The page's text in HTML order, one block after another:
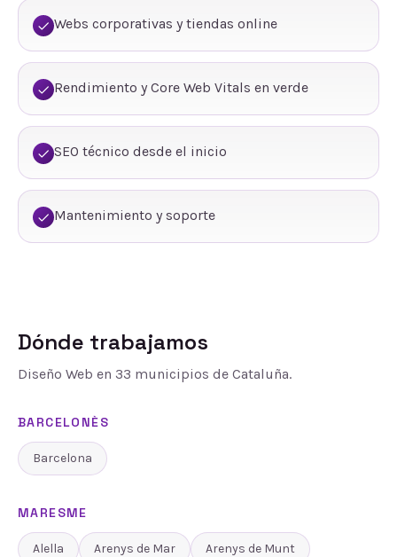
Webs corporativas y tiendas online
Rendimiento y Core Web Vitals en verde
SEO técnico desde el inicio
Mantenimiento y soporte
Dónde trabajamos
Diseño Web en 33 municipios de Cataluña.
BARCELONÈS
Barcelona
MARESME
Alella Arenys de Mar Arenys de Munt